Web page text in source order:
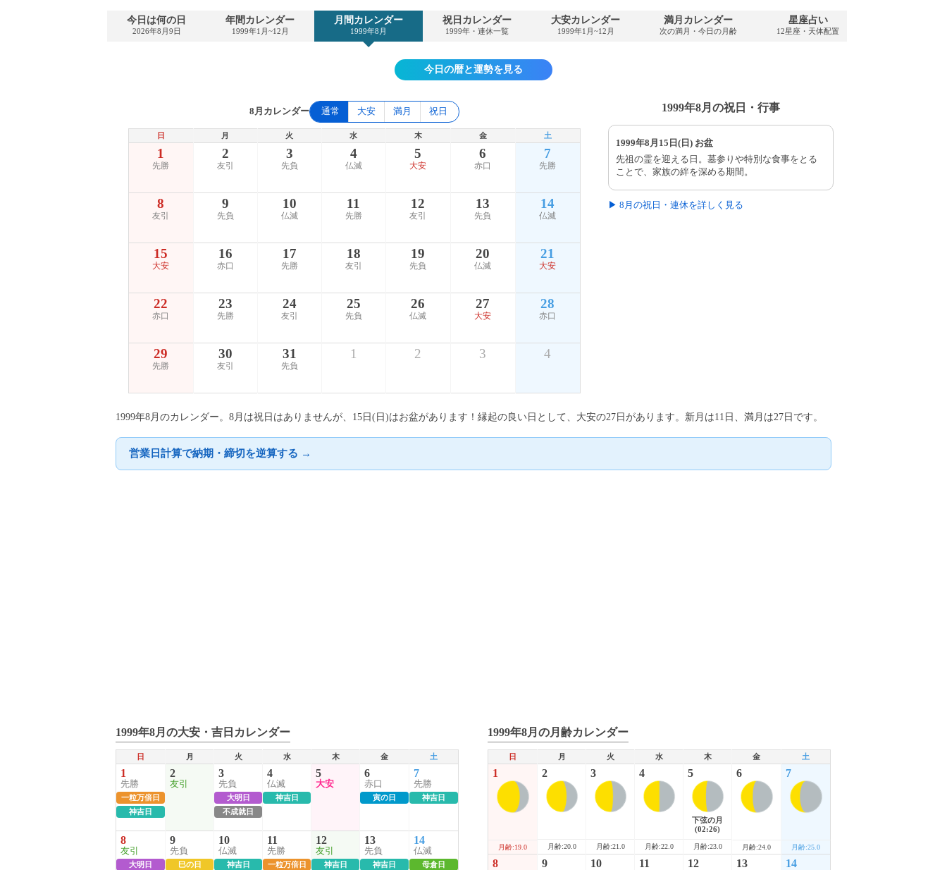
今日は何の日
2026年8月9日
年間カレンダー
1999年1月~12月
月間カレンダー
1999年8月
祝日カレンダー
1999年・連休一覧
大安カレンダー
1999年1月~12月
満月カレンダー
次の満月・今日の月齢
星座占い
12星座・天体配置
今日の暦と運勢を見る
8月カレンダー 通常 大安 満月 祝日
日 月 火 水 木 金 土
1
先勝
2
友引
3
先負
4
仏滅
5
大安
6
赤口
7
先勝
8
友引
9
先負
10
仏滅
11
先勝
12
友引
13
先負
14
仏滅
15
大安
16
赤口
17
先勝
18
友引
19
先負
20
仏滅
21
大安
22
赤口
23
先勝
24
友引
25
先負
26
仏滅
27
大安
28
赤口
29
先勝
30
友引
31
先負
1 2 3 4
1999年8月の祝日・行事
1999年8月15日(日) お盆
先祖の霊を迎える日。墓参りや特別な食事をとる
ことで、家族の絆を深める期間。
▶ 8月の祝日・連休を詳しく見る
1999年8月のカレンダー。8月は祝日はありませんが、15日(日)はお盆があります！縁起の良い日として、大安の27日があります。新月は11日、満月は27日です。
営業日計算で納期・締切を逆算する →
1999年8月の大安・吉日カレンダー
日 月 火 水 木 金 土
1
先勝
一粒万倍日
神吉日
2
友引
3
先負
大明日
不成就日
4
仏滅
神吉日
5
大安
6
赤口
寅の日
7
先勝
神吉日
8
友引
大明日
9
先負
巳の日
10
仏滅
神吉日
11
先勝
一粒万倍日
12
友引
神吉日
13
先負
神吉日
14
仏滅
母倉日
1999年8月の月齢カレンダー
日 月 火 水 木 金 土
1
月齢:19.0
2
月齢:20.0
3
月齢:21.0
4
月齢:22.0
5
下弦の月
(02:26)
月齢:23.0
6
月齢:24.0
7
月齢:25.0
8 9 10 11 12 13 14